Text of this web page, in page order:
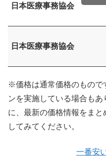
日本医療事務協会
日本医療事務協会
※価格は通常価格のもので
ンを実施している場合も
に、最新の価格情報をま
してみてください。
一番安